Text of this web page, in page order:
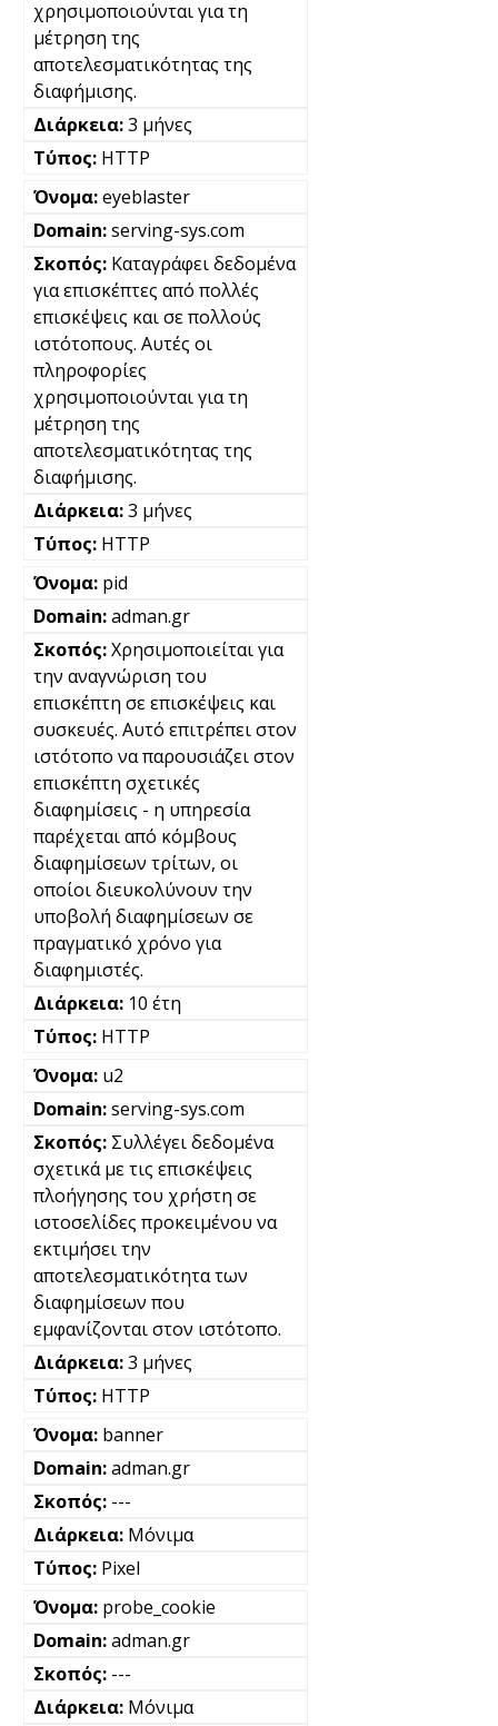
χρησιμοποιούνται για τη
μέτρηση της
αποτελεσματικότητας της
διαφήμισης.
3 μήνες
HTTP
eyeblaster
serving-sys.com
Καταγράφει δεδομένα
για επισκέπτες από πολλές
επισκέψεις και σε πολλούς
ιστότοπους. Αυτές οι
πληροφορίες
χρησιμοποιούνται για τη
μέτρηση της
αποτελεσματικότητας της
διαφήμισης.
3 μήνες
HTTP
pid
adman.gr
Χρησιμοποιείται για
την αναγνώριση του
επισκέπτη σε επισκέψεις και
συσκευές. Αυτό επιτρέπει στον
ιστότοπο να παρουσιάζει στον
επισκέπτη σχετικές
διαφημίσεις - η υπηρεσία
παρέχεται από κόμβους
διαφημίσεων τρίτων, οι
οποίοι διευκολύνουν την
υποβολή διαφημίσεων σε
πραγματικό χρόνο για
διαφημιστές.
10 έτη
HTTP
u2
serving-sys.com
Συλλέγει δεδομένα
σχετικά με τις επισκέψεις
πλοήγησης του χρήστη σε
ιστοσελίδες προκειμένου να
εκτιμήσει την
αποτελεσματικότητα των
διαφημίσεων που
εμφανίζονται στον ιστότοπο.
3 μήνες
HTTP
banner
adman.gr
---
Μόνιμα
Pixel
probe_cookie
adman.gr
---
Μόνιμα